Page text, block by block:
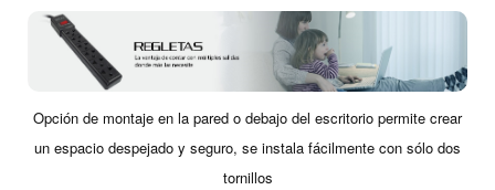
Opción de montaje en la pared o debajo del escritorio permite crear
un espacio despejado y seguro, se instala fácilmente con sólo dos
tornillos